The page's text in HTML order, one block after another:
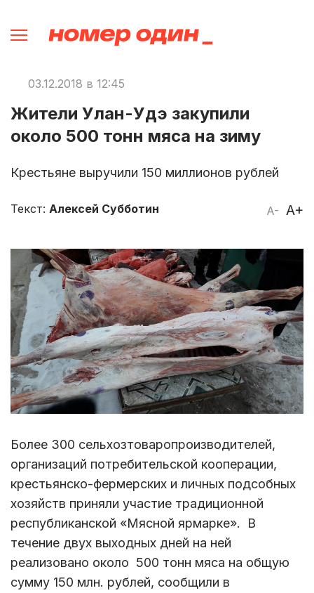
03.12.2018 в 12:45
Жители Улан-Удэ закупили
около 500 тонн мяса на зиму
Крестьяне выручили 150 миллионов рублей
A- A+
Текст: Алексей Субботин
Более 300 сельхозтоваропроизводителей,
организаций потребительской кооперации,
крестьянско-фермерских и личных подсобных
хозяйств приняли участие традиционной
республиканской «Мясной ярмарке». В
течение двух выходных дней на ней
реализовано около 500 тонн мяса на общую
сумму 150 млн. рублей, сообщили в